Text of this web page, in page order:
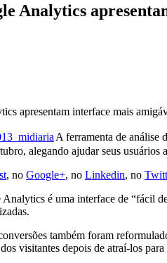
Analytics
A ferramenta de análise
alegando ajudar seus usuários
, no Google+, no Linkedin, no
é uma interface de “fácil
também foram
visitantes depois de atraí-los